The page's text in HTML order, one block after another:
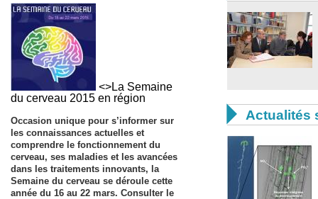
<>La Semaine
du cerveau 2015 en région
Occasion unique pour s’informer sur
les connaissances actuelles et
comprendre le fonctionnement du
cerveau, ses maladies et les avancées
dans les traitements innovants, la
Semaine du cerveau se déroule cette
année du 16 au 22 mars. Consulter le
 Actualités